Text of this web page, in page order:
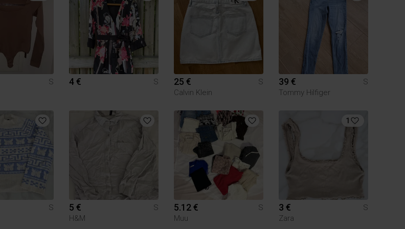
S
4 € S 25 €
S
Calvin Klein
39 €
S
Tommy Hilfiger
S
5 €
S
H&M
5.12 €
S
Muu
1
3 €
S
Zara